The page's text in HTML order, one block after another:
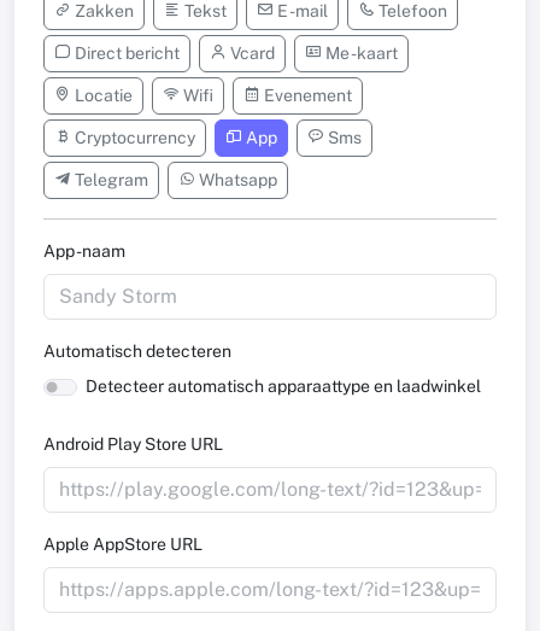
Zakken Tekst E -mail Telefoon
Direct bericht Vcard Me -kaart
Locatie Wifi Evenement
Cryptocurrency App Sms
Telegram Whatsapp
App -naam
Automatisch detecteren
Detecteer automatisch apparaattype en laadwinkel
Android Play Store URL
Apple AppStore URL